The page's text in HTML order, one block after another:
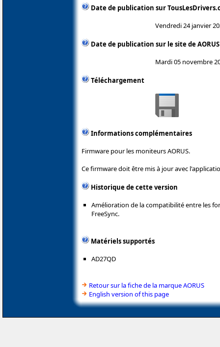
Date de publication sur
Vendredi 24 janvier
Date de publication sur le site de AORUS
Mardi 05 novembre
Téléchargement
Informations complémentaires
Firmware pour les moniteurs AORUS.
Ce firmware doit être mis à jour avec
Historique de cette version
Amélioration de la compatibilité entre les
FreeSync.
Matériels supportés
AD27QD
Retour sur la fiche de la marque AORUS
English version of this page